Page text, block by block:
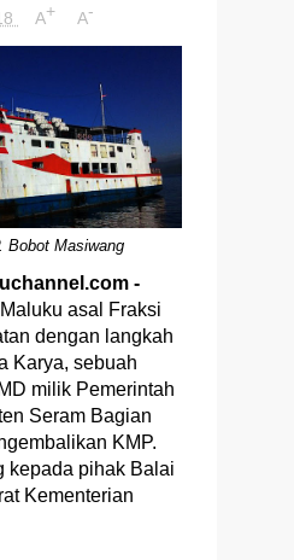
A+ A-
Bobot Masiwang
-
asal Fraksi
dengan langkah
Karya, sebuah
milik Pemerintah
Seram Bagian
KMP.
kepada pihak Balai
Kementerian